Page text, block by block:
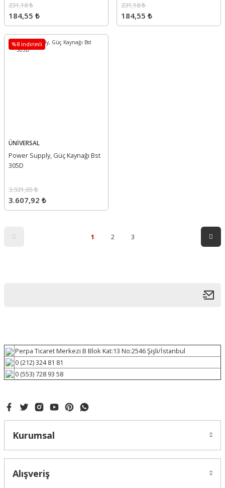
184,55 ₺
231,18 ₺
184,55 ₺
231,18 ₺
%8 İndirimli
ÜNİVERSAL
Power Supply, Güç Kaynağı Bst
305D
3.607,92 ₺
3.921,65 ₺
1 2 3
Perpa Ticaret Merkezi B Blok Kat:13 No:2546 Şişli/İstanbul
0 (212) 324 81 81
0 (553) 728 93 58
Kurumsal
Alışveriş